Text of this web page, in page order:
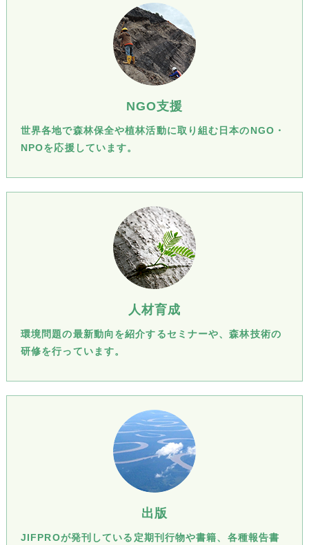
NGO支援
世界各地で森林保全や植林活動に取り組む日本のNGO・
NPOを応援しています。
人材育成
環境問題の最新動向を紹介するセミナーや、森林技術の
研修を行っています。
出版
JIFPROが発刊している定期刊行物や書籍、各種報告書